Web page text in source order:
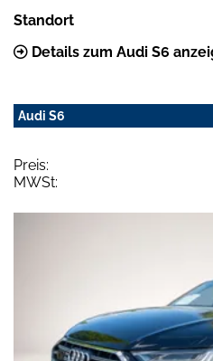
Standort
Details zum Audi S6
Audi S6
Preis:
MWSt: